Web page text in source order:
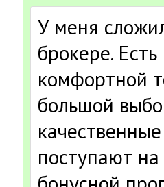
У меня
брокере.
комфортной
большой
поступают